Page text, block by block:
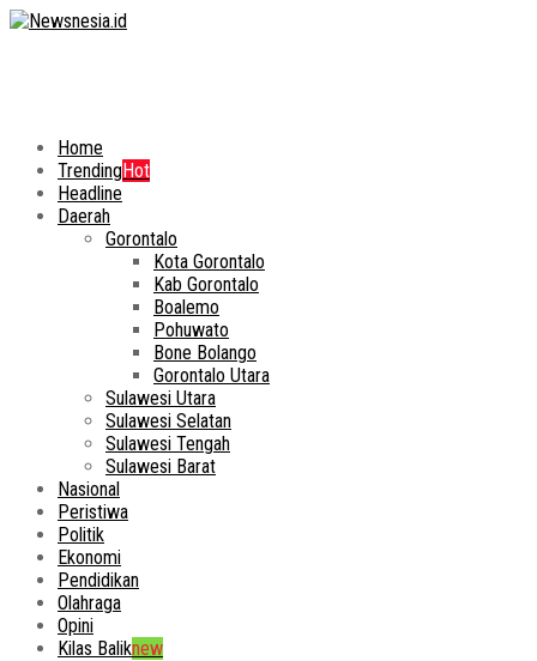
Home
TrendingHot
Headline
Daerah
Gorontalo
Kota Gorontalo
Kab Gorontalo
Boalemo
Pohuwato
Bone Bolango
Gorontalo Utara
Sulawesi Utara
Sulawesi Selatan
Sulawesi Tengah
Sulawesi Barat
Nasional
Peristiwa
Politik
Ekonomi
Pendidikan
Olahraga
Opini
Kilas Baliknew